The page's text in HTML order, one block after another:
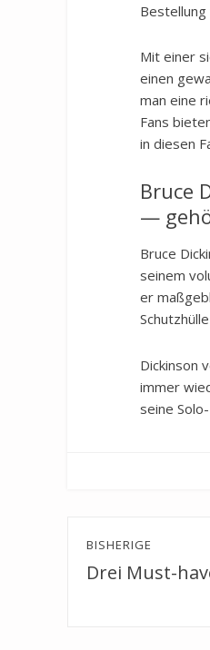
Mit einer
einen
man eine
Fans
in diesen
Bruce
—
Bruce
seinem
er
Dickinson
immer
seine
BISHERIGE
Previous
Drei Must-